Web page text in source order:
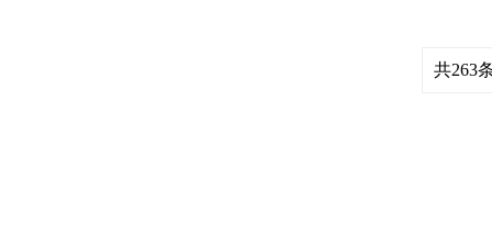
共263